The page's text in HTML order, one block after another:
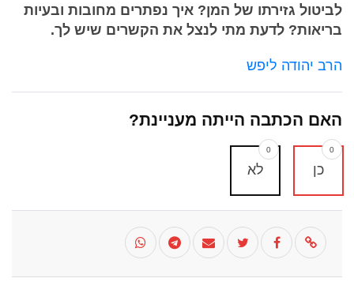
לביטול גזירתו של המן? איך נפתרים מחובות ובעיות
בריאות? לדעת מתי לנצל את הקשרים שיש לך.
הרב יהודה ליפש
האם הכתבה הייתה מעניינת?
כן
0
לא
0